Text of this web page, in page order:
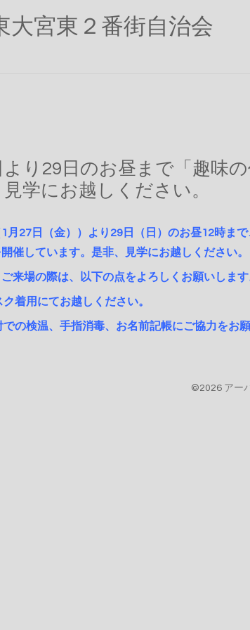
大宮東２番街自治会
より29日のお昼まで「趣味
学にお越しください。
月27日（金））より29日（日）のお昼12時ま
催しています。是非、見学にお越しください。
来場の際は、以下の点をよろしくお願いします
着用にてお越しください。
の検温、手指消毒、お名前記帳にご協力をお願
©2026 アー